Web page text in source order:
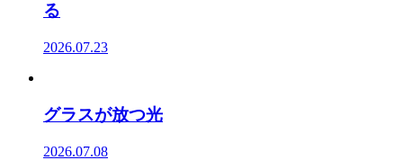
る
2026.07.23
グラスが放つ光
2026.07.08